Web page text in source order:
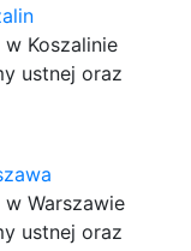
Koszalinie
ustnej oraz
Warszawie
ustnej oraz